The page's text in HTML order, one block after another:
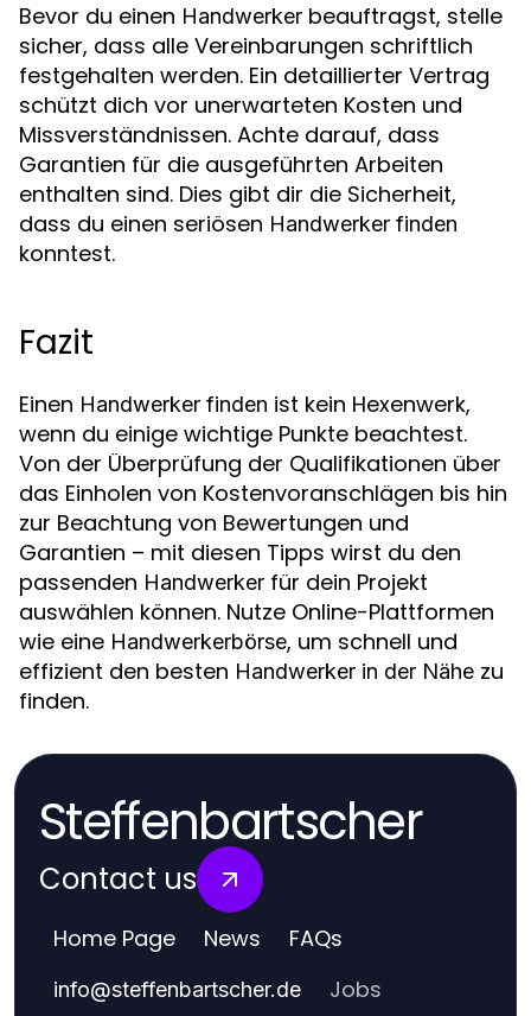
Bevor du einen Handwerker beauftragst, stelle
sicher, dass alle Vereinbarungen schriftlich
festgehalten werden. Ein detaillierter Vertrag
schützt dich vor unerwarteten Kosten und
Missverständnissen. Achte darauf, dass
Garantien für die ausgeführten Arbeiten
enthalten sind. Dies gibt dir die Sicherheit,
dass du einen seriösen Handwerker finden
konntest.
Fazit
Einen Handwerker finden ist kein Hexenwerk,
wenn du einige wichtige Punkte beachtest.
Von der Überprüfung der Qualifikationen über
das Einholen von Kostenvoranschlägen bis hin
zur Beachtung von Bewertungen und
Garantien – mit diesen Tipps wirst du den
passenden Handwerker für dein Projekt
auswählen können. Nutze Online-Plattformen
wie eine Handwerkerbörse, um schnell und
effizient den besten Handwerker in der Nähe zu
finden.
Steffenbartscher
Contact us
Home Page News FAQs
info@steffenbartscher.de Jobs